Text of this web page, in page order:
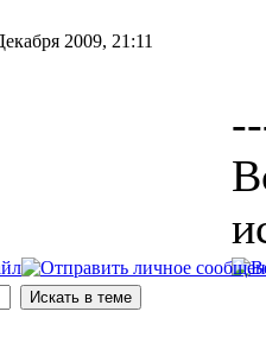
2009, 21:11